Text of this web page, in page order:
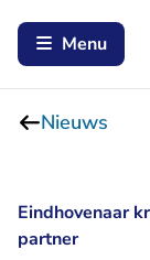
Menu
Nieuws
Eindhovenaar
partner